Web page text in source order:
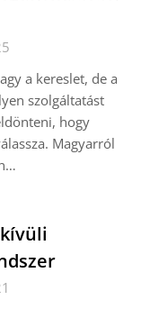
a kereslet, de a
szolgáltatást
hogy
Magyarról